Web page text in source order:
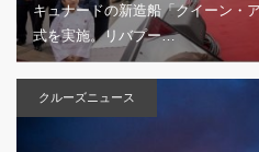
キュナードの新造船「クイーン・
式を実施。リバプー…
クルーズニュース